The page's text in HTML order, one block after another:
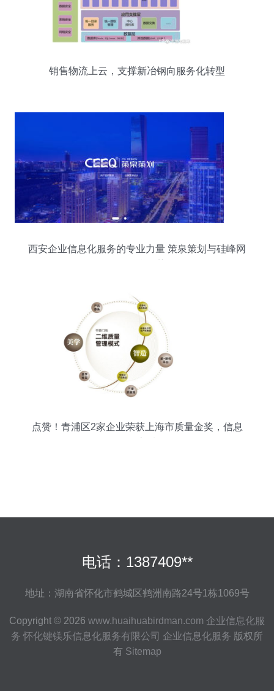
销售物流上云，支撑新冶钢向服务化转型
西安企业信息化服务的专业力量 策泉策划与硅峰网
点赞！青浦区2家企业荣获上海市质量金奖，信息
电话：1387409**
地址：湖南省怀化市鹤城区鹤洲南路24号1栋1069号
Copyright © 2026 www.huaihuabirdman.com 企业信息化服
务 怀化键镁乐信息化服务有限公司 企业信息化服务 版权所
有 Sitemap